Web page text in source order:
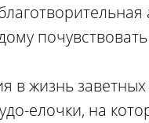
в жизнь
елочки, на